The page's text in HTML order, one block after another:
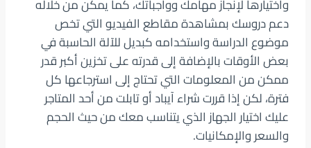
واختيارها لإنجاز مهامك وواجباتك، كما يمكن من خلاله
دعم دروسك بمشاهدة مقاطع الفيديو التي تخص
موضوع الدراسة واستخدامه كبديل للآلة الحاسبة في
بعض الأوقات بالإضافة إلى قدرته على تخزين أكبر قدر
ممكن من المعلومات التي تحتاج إلى استرجاعها كل
فترة، لكن إذا قررت شراء آيباد أو تابلت من أحد المتاجر
عليك اختيار الجهاز الذي يتناسب معك من حيث الحجم
والسعر والإمكانيات.